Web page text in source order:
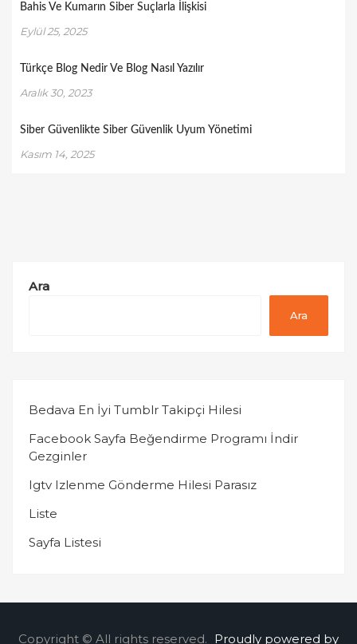
Bahis Ve Kumarın Siber Suçlarla İlişkisi
Eylül 25, 2025
Türkçe Blog Nedir Ve Blog Nasıl Yazılır
Aralık 30, 2023
Siber Güvenlikte Siber Güvenlik Uyum Yönetimi
Kasım 14, 2025
Ara
Ara
Bedava En İyi Tumblr Takipçi Hilesi
Facebook Sayfa Beğendirme Programı İndir
Gezginler
Igtv Izlenme Gönderme Hilesi Parasız
Liste
Sayfa Listesi
Copyright © All rights reserved. Proudly powered by